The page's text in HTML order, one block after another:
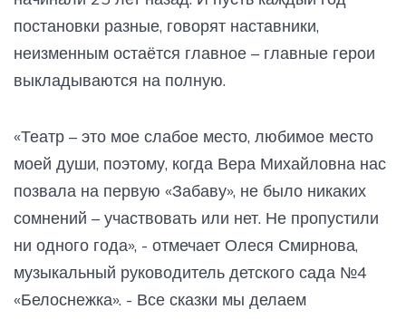
постановки разные, говорят наставники,
неизменным остаётся главное – главные герои
выкладываются на полную.
«Театр – это мое слабое место, любимое место
моей души, поэтому, когда Вера Михайловна нас
позвала на первую «Забаву», не было никаких
сомнений – участвовать или нет. Не пропустили
ни одного года», - отмечает Олеся Смирнова,
музыкальный руководитель детского сада №4
«Белоснежка». - Все сказки мы делаем